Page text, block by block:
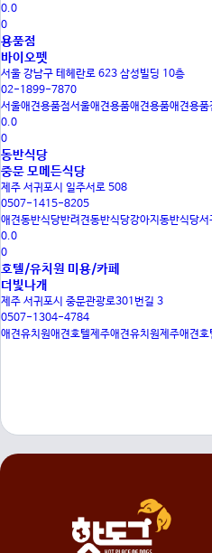
0.0
0
용품점
바이오펫
서울 강남구 테헤란로 623 삼성빌딩 10층
02-1899-7870
서울애견용품점서울애견용품애견용품애견용품
0.0
0
동반식당
중문 모메든식당
제주 서귀포시 일주서로 508
0507-1415-8205
애견동반식당반려견동반식당강아지동반식당서
0.0
0
호텔/유치원 미용/카페
더빛나개
제주 서귀포시 중문관광로301번길 3
0507-1304-4784
애견유치원애견호텔제주애견유치원제주애견호